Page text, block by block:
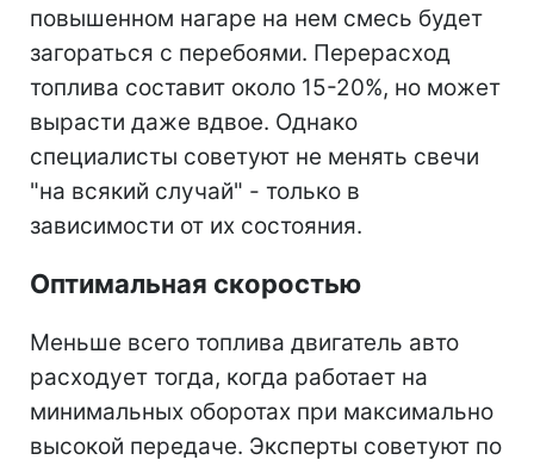
повышенном нагаре на нем смесь будет
загораться с перебоями. Перерасход
топлива составит около 15-20%, но может
вырасти даже вдвое. Однако
специалисты советуют не менять свечи
"на всякий случай" - только в
зависимости от их состояния.
Оптимальная скоростью
Меньше всего топлива двигатель авто
расходует тогда, когда работает на
минимальных оборотах при максимально
высокой передаче. Эксперты советуют по